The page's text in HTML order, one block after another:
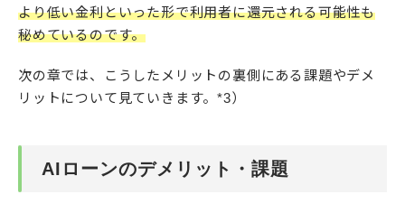
より低い金利といった形で利用者に還元される可能性も
秘めているのです。
次の章では、こうしたメリットの裏側にある課題やデメ
リットについて見ていきます。*3）
AIローンのデメリット・課題